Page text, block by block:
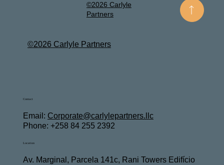
Contact
Email: Corporate@carlylepartners.llc
Phone: +258 84 255 2392
Location
Av. Marginal, Parcela 141c, Rani Towers Edifício
©2026 Carlyle
Partners
©2026 Carlyle Partners